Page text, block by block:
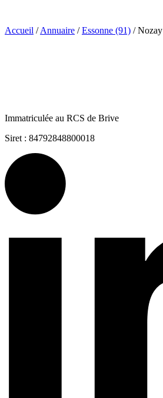
Accueil / Annuaire / Essonne (91) / Nozay
Immatriculée au RCS de Brive
Siret : 84792848800018